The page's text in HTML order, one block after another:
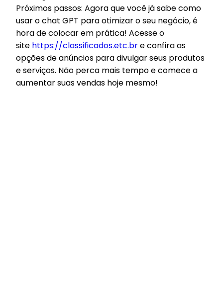
Próximos passos: Agora que você já sabe como
usar o chat GPT para otimizar o seu negócio, é
hora de colocar em prática! Acesse o
site https://classificados.etc.bre confira as
opções de anúncios para divulgar seus produtos
e serviços. Não perca mais tempo e comece a
aumentar suas vendas hoje mesmo!